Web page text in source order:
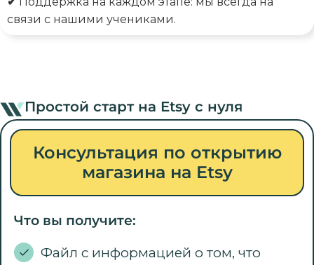
связи с нашими учениками.
Простой старт на Etsy с нуля
Консультация по открытию
магазина на Etsy
Что вы получите:
Файл с информацией о том, что